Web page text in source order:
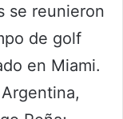
se reunieron
de golf
en Miami.